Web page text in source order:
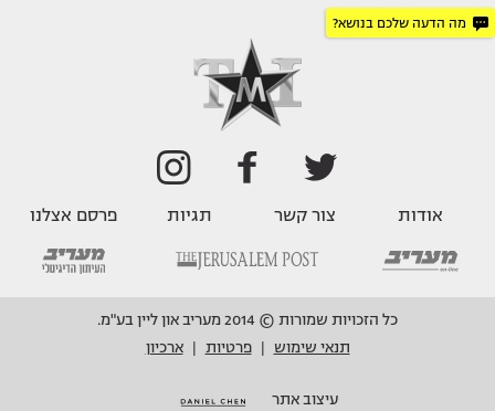
מה הדעה שלכם בנושא?
אודות צור קשר תגיות פרסם אצלנו
כל הזכויות שמורות © 2014 מעריב און ליין בע"מ.
תנאי שימוש
פרטיות ארכיון
עיצוב אתר